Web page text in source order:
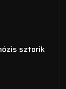
sztorik